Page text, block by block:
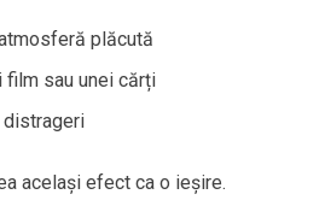
plăcută
film sau unei cărți
distrageri
același efect ca o ieșire.